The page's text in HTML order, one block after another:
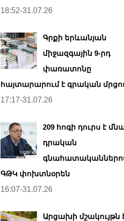
18:52-31.07.26
Գրքի երևանյան
միջազգային 9-րդ
փառատոնը
հայտարարում է գրական
17:17-31.07.26
209 հոգի դուրս է
դրական
ԳԹԿ փոխտնօրեն
16:07-31.07.26
Արցախի մշակույթն